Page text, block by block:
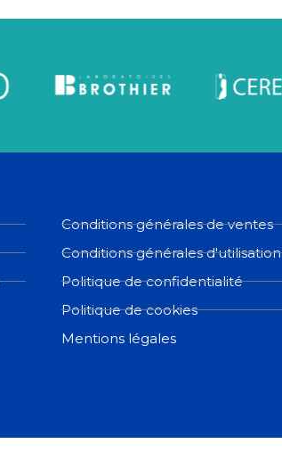
Conditions générales de ventes
Conditions générales d'utilisation
Politique de confidentialité
Politique de cookies
Mentions légales